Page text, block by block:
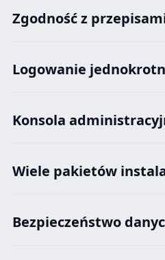
Zgodność z
Logowanie
Konsola
Wiele pakietów
Bezpieczeństwo